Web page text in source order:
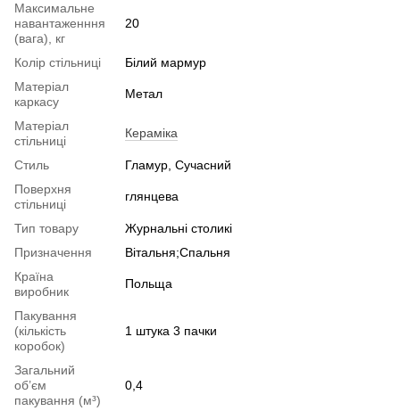
Максимальне
навантаженння
(вага), кг
20
Колір стільниці
Білий мармур
Матеріал
каркасу
Метал
Матеріал
стільниці
Кераміка
Стиль
Гламур, Сучасний
Поверхня
стільниці
глянцева
Тип товару
Журнальні столикі
Призначення
Вітальня;Спальня
Країна
виробник
Польща
Пакування
(кількість
коробок)
1 штука 3 пачки
Загальний
об’єм
пакування (м³)
0,4